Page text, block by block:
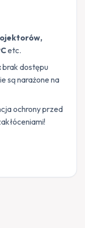
etc.
brak dostępu
są narażone na
ochrony przed